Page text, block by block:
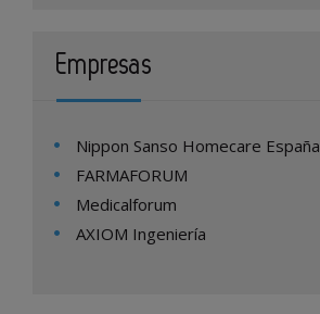
Empresas
Nippon Sanso Homecare España
FARMAFORUM
Medicalforum
AXIOM Ingeniería